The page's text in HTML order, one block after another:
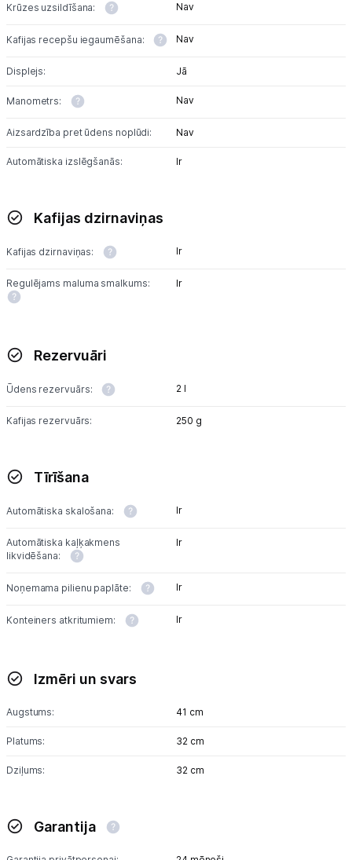
Krūzes uzsildīšana: Nav
Kafijas recepšu iegaumēšana: Nav
Displejs: Jā
Manometrs: Nav
Aizsardzība pret ūdens noplūdi: Nav
Automātiska izslēgšanās: Ir
Kafijas dzirnaviņas
Kafijas dzirnaviņas: Ir
Regulējams maluma smalkums: Ir
Rezervuāri
Ūdens rezervuārs: 2 l
Kafijas rezervuārs: 250 g
Tīrīšana
Automātiska skalošana: Ir
Automātiska kaļķakmens
likvidēšana:
Ir
Noņemama pilienu paplāte: Ir
Konteiners atkritumiem: Ir
Izmēri un svars
Augstums: 41 cm
Platums: 32 cm
Dziļums: 32 cm
Garantija